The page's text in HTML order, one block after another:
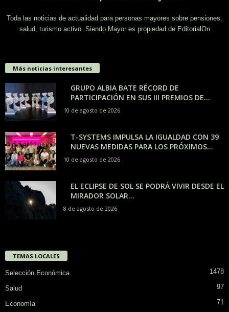
Toda las noticias de actualidad para personas mayores sobre pensiones,
salud, turismo activo. Siendo Mayor es propiedad de EditorialOn
Más noticias interesantes
GRUPO ALBIA BATE RÉCORD DE
PARTICIPACIÓN EN SUS III PREMIOS DE...
10 de agosto de 2026
T-SYSTEMS IMPULSA LA IGUALDAD CON 39
NUEVAS MEDIDAS PARA LOS PRÓXIMOS...
10 de agosto de 2026
EL ECLIPSE DE SOL SE PODRÁ VIVIR DESDE EL
MIRADOR SOLAR...
8 de agosto de 2026
TEMAS LOCALES
Selección Económica 1478
Salud 97
Economía 71